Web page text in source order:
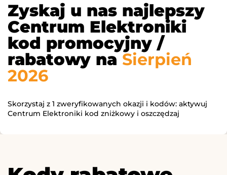
Zyskaj u nas najlepszy
Centrum Elektroniki
kod promocyjny /
rabatowy na Sierpień
2026
Skorzystaj z 1 zweryfikowanych okazji i kodów: aktywuj
Centrum Elektroniki kod zniżkowy i oszczędzaj